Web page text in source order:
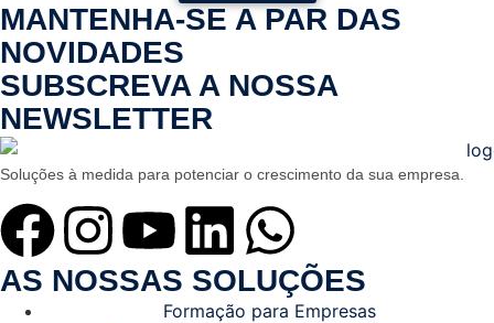
MANTENHA-SE A PAR DAS
NOVIDADES
SUBSCREVA A NOSSA
NEWSLETTER
Soluções à medida para potenciar o crescimento da sua empresa.
AS NOSSAS SOLUÇÕES
Formação para Empresas